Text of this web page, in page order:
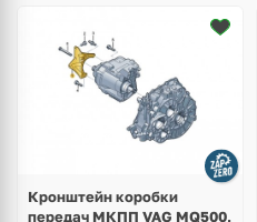
Кронштейн коробки
передач МКПП VAG MQ500,